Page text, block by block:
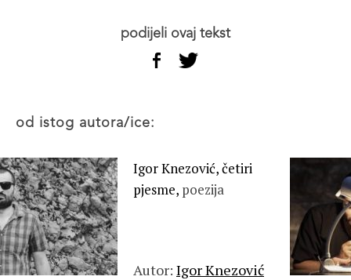
podijeli ovaj tekst
od istog autora/ice:
Igor Knezović, četiri
pjesme, poezija
Autor: Igor Knezović